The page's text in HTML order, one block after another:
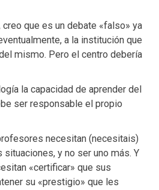
que es un debate «falso» ya
a la institución que
mismo. Pero el centro debería
la capacidad de aprender del
ser responsable el propio
necesitan (necesitais)
y no ser uno más. Y
«certificar» que sus
su «prestigio» que les